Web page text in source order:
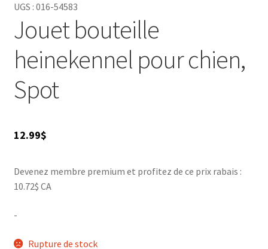
UGS : 016-54583
Jouet bouteille
heinekennel pour chien,
Spot
12.99$
Devenez membre premium et profitez de ce prix rabais :
10.72$ CA
-
Rupture de stock